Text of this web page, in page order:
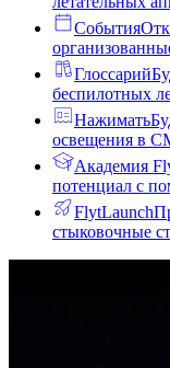
События
Глоссарий
беспилотных
Нажимать
освещения в
Академия
потенциал с
FlytLaunch
стыковочные